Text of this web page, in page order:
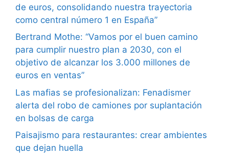
de euros, consolidando nuestra trayectoria
como central número 1 en España”
Bertrand Mothe: “Vamos por el buen camino
para cumplir nuestro plan a 2030, con el
objetivo de alcanzar los 3.000 millones de
euros en ventas”
Las mafias se profesionalizan: Fenadismer
alerta del robo de camiones por suplantación
en bolsas de carga
Paisajismo para restaurantes: crear ambientes
que dejan huella